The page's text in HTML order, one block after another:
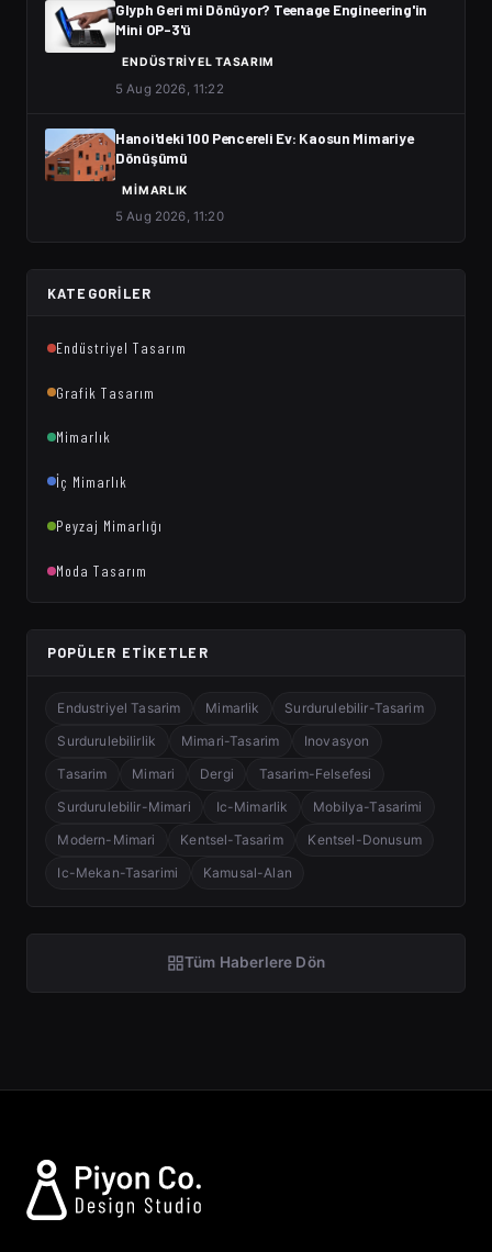
Glyph Geri mi Dönüyor? Teenage Engineering'in
Mini OP-3'ü
ENDÜSTRIYEL TASARIM
5 Aug 2026, 11:22
Hanoi'deki 100 Pencereli Ev: Kaosun Mimariye
Dönüşümü
MIMARLIK
5 Aug 2026, 11:20
KATEGORILER
Endüstriyel Tasarım
Grafik Tasarım
Mimarlık
İç Mimarlık
Peyzaj Mimarlığı
Moda Tasarım
POPÜLER ETIKETLER
Endustriyel Tasarim Mimarlik
Surdurulebilir-Tasarim
Surdurulebilirlik
Mimari-Tasarim
Inovasyon
Tasarim
Mimari Dergi
Tasarim-Felsefesi
Surdurulebilir-Mimari
Ic-Mimarlik
Mobilya-Tasarimi
Modern-Mimari
Kentsel-Tasarim
Kentsel-Donusum
Ic-Mekan-Tasarimi
Kamusal-Alan
Tüm Haberlere Dön